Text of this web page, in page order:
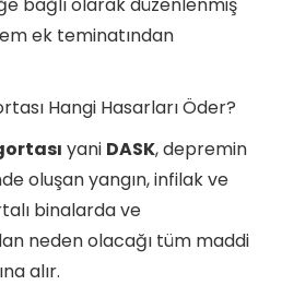
ek teminatından
Hangi Hasarları Öder?
yani DASK, depremin
oluşan yangın, infilak ve
binalarda ve
neden olacağı tüm maddi
alır.